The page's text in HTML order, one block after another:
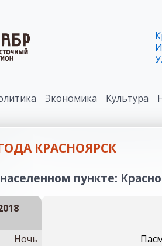
Экономика Культура
КРАСНОЯРСК
пункте:
Ночь